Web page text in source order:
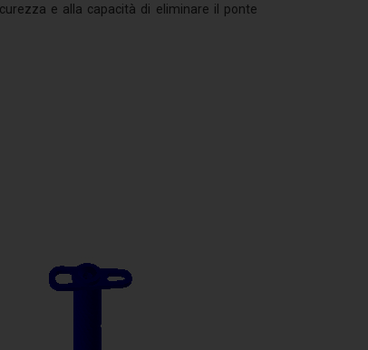
e alla capacità di eliminare il ponte